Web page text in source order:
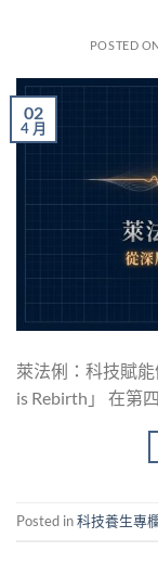
POSTED
02
4 月
萊法俐：科技賦
is Rebirth」 在第
Posted in科技養生專